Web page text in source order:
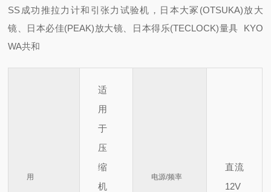
SS成功推拉力计和引张力试验机，日本大冢(OTSUKA)放大
镜、日本必佳(PEAK)放大镜、日本得乐(TECLOCK)量具 KYO
WA共和
用
适
用
于
压
缩
机
电源/频率
直流
12V